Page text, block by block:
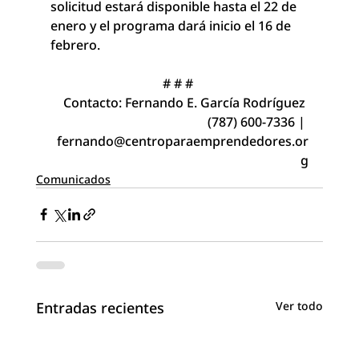
solicitud estará disponible hasta el 22 de
enero y el programa dará inicio el 16 de
febrero.
# # #
Contacto: Fernando E. García Rodríguez
(787) 600-7336 |
fernando@centroparaemprendedores.or
g
Comunicados
Entradas recientes Ver todo